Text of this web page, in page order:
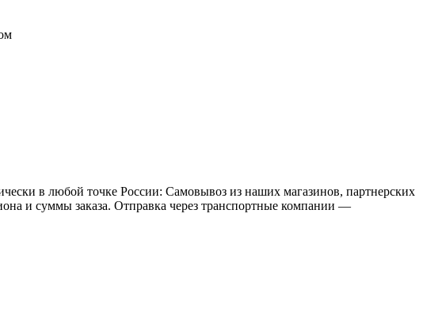
в любой точке России: Самовывоз из наших магазинов, партнерских
и суммы заказа. Отправка через транспортные компании —